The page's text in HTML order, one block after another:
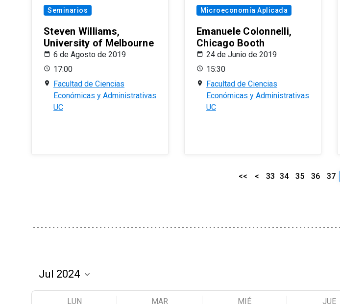
Seminarios
Steven Williams,
University of Melbourne
6 de Agosto de 2019
17:00
Facultad de Ciencias
Económicas y Administrativas
UC
Microeconomía Aplicada
Emanuele Colonnelli,
Chicago Booth
24 de Junio de 2019
15:30
Facultad de Ciencias
Económicas y Administrativas
UC
<< < 33 34 35 36 37
LUN MAR MIÉ JUE